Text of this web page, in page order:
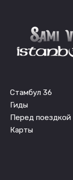
Стамбул 36
Гиды
Перед поездкой
Карты